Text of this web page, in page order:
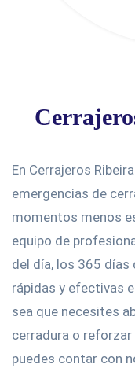
En Cerrajeros
emergencias de
momentos menos
equipo de
del día, los 365
rápidas y efectivas
sea que necesites
cerradura o
puedes contar con